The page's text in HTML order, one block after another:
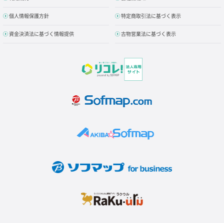
個人情報保護方針 特定商取引法に基づく表示
資金決済法に基づく情報提供 古物営業法に基づく表示